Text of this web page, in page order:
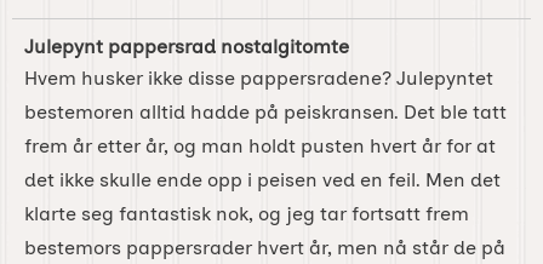
Julepynt pappersrad nostalgitomte
Hvem husker ikke disse pappersradene? Julepyntet
bestemoren alltid hadde på peiskransen. Det ble tatt
frem år etter år, og man holdt pusten hvert år for at
det ikke skulle ende opp i peisen ved en feil. Men det
klarte seg fantastisk nok, og jeg tar fortsatt frem
bestemors pappersrader hvert år, men nå står de på